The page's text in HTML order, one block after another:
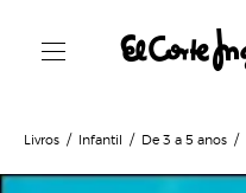
Livros Infantil De 3 a 5 anos